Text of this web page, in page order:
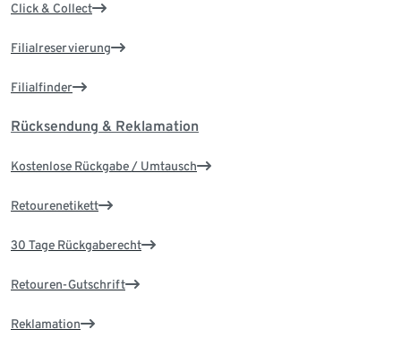
Click & Collect
Filialreservierung
Filialfinder
Rücksendung & Reklamation
Kostenlose Rückgabe / Umtausch
Retourenetikett
30 Tage Rückgaberecht
Retouren-Gutschrift
Reklamation